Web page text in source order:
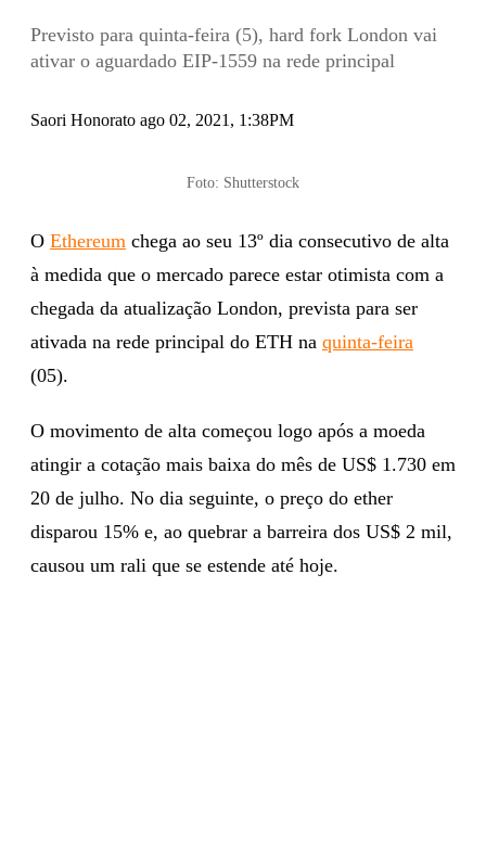
Previsto para quinta-feira (5), hard fork London vai
ativar o aguardado EIP-1559 na rede principal
Saori Honorato ago 02, 2021, 1:38PM
Foto: Shutterstock
O Ethereum chega ao seu 13º dia consecutivo de alta
à medida que o mercado parece estar otimista com a
chegada da atualização London, prevista para ser
ativada na rede principal do ETH na quinta-feira
(05).
O movimento de alta começou logo após a moeda
atingir a cotação mais baixa do mês de US$ 1.730 em
20 de julho. No dia seguinte, o preço do ether
disparou 15% e, ao quebrar a barreira dos US$ 2 mil,
causou um rali que se estende até hoje.